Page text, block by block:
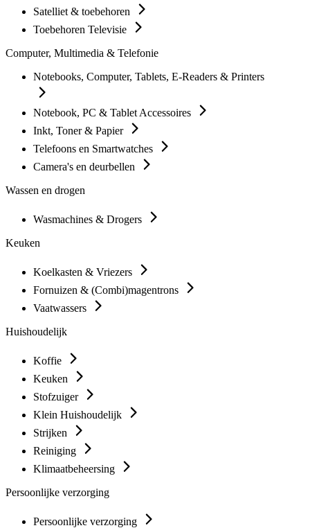
Satelliet & toebehoren
Toebehoren Televisie
Computer, Multimedia & Telefonie
Notebooks, Computer, Tablets, E-Readers & Printers
Notebook, PC & Tablet Accessoires
Inkt, Toner & Papier
Telefoons en Smartwatches
Camera's en deurbellen
Wassen en drogen
Wasmachines & Drogers
Keuken
Koelkasten & Vriezers
Fornuizen & (Combi)magentrons
Vaatwassers
Huishoudelijk
Koffie
Keuken
Stofzuiger
Klein Huishoudelijk
Strijken
Reiniging
Klimaatbeheersing
Persoonlijke verzorging
Persoonlijke verzorging